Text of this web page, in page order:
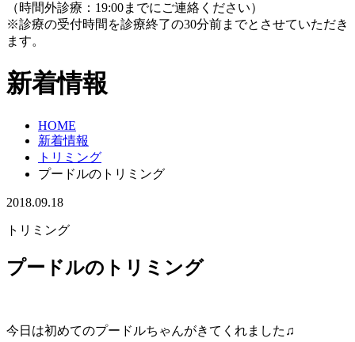
（時間外診療：19:00までにご連絡ください）
※診療の受付時間を診療終了の30分前までとさせていただき
ます。
新着情報
HOME
新着情報
トリミング
プードルのトリミング
2018.09.18
トリミング
プードルのトリミング
今日は初めてのプードルちゃんがきてくれました♫